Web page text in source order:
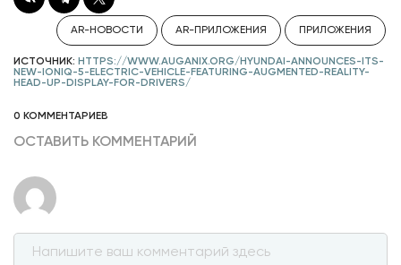
AR-НОВОСТИ AR-ПРИЛОЖЕНИЯ ПРИЛОЖЕНИЯ
ИСТОЧНИК: HTTPS://WWW.AUGANIX.ORG/HYUNDAI-ANNOUNCES-ITS-
NEW-IONIQ-5-ELECTRIC-VEHICLE-FEATURING-AUGMENTED-REALITY-
HEAD-UP-DISPLAY-FOR-DRIVERS/
0 КОММЕНТАРИЕВ
ОСТАВИТЬ КОММЕНТАРИЙ